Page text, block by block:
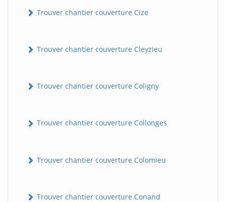
Trouver chantier couverture Cize
Trouver chantier couverture Cleyzieu
Trouver chantier couverture Coligny
Trouver chantier couverture Collonges
Trouver chantier couverture Colomieu
Trouver chantier couverture Conand